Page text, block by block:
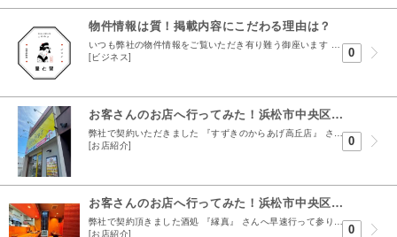
物件情報は質！掲載内容にこだわる理由は？
いつも弊社の物件情報をご覧いただき有り難う御座います この記事では弊社のこだわりの部分について熱く語る記事になっております 不動産屋は千三屋 （せんみつや） これは不動産屋は千の事を言っても事...
[ビジネス]
0
お客さんのお店へ行ってみた！浜松市中央区高丘1丁目オープンした すずきのからあげ高丘店さんへ
弊社で契約いただきました 『すずきのからあげ高丘店』 さんへ行って参りました！ 場所は高丘1丁目吉野街道沿いの並びの店舗の角にあります♪ 個人的に私が18.19歳の時にこのすぐ隣の隣にある ホ...
[お店紹介]
0
お客さんのお店へ行ってみた！浜松市中央区中央2丁目オープンした居酒屋『縁真』さんへ
弊社で契約頂きました酒処 『縁真』 さんへ早速行って参りました！ 場所は浜松市中央区中央２丁目15-6TKビル1階にありますよ♪ 所々に光る無垢材のカウンターやテーブルが素敵♪ 居抜き店舗とし...
[お店紹介]
0